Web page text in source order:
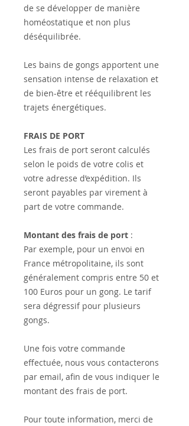
de se développer de manière
homéostatique et non plus
déséquilibrée.
Les bains de gongs apportent une
sensation intense de relaxation et
de bien-être et rééquilibrent les
trajets énergétiques.
FRAIS DE PORT
Les frais de port seront calculés
selon le poids de votre colis et
votre adresse d’expédition. Ils
seront payables par virement à
part de votre commande.
Montant des frais de port :
Par exemple, pour un envoi en
France métropolitaine, ils sont
généralement compris entre 50 et
100 Euros pour un gong. Le tarif
sera dégressif pour plusieurs
gongs.
Une fois votre commande
effectuée, nous vous contacterons
par email, afin de vous indiquer le
montant des frais de port.
Pour toute information, merci de